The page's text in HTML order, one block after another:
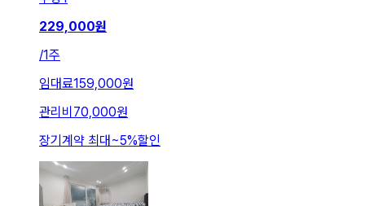
229,000원
/1주
임대료159,000원
관리비 70,000원
장기계약 최대 ~5%할인